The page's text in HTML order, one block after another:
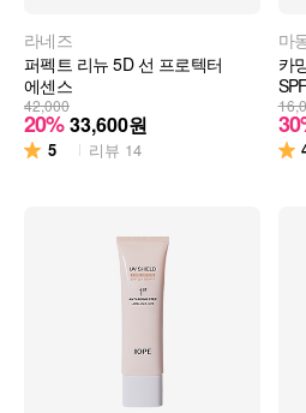
라네즈
퍼펙트 리뉴 5D 선 프로텍터
에센스
42,000
20% 33,600원
5 리뷰 14
마
카